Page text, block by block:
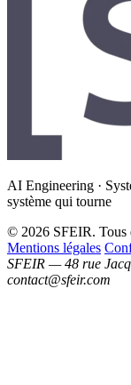
AI Engineering ·
système qui tourne
© 2026 SFEIR. Tous
Mentions légales
SFEIR — 48 rue
contact@sfeir.com